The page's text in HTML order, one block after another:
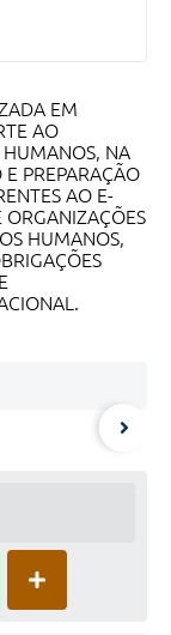
EM
AO
HUMANOS, NA
PREPARAÇÃO
AO E-
ORGANIZAÇÕES
HUMANOS,